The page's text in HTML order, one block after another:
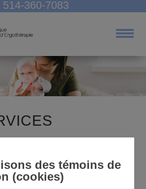
Nos services
À lire
Nous joindre
514-360-7083
des témoins de
(cookies)